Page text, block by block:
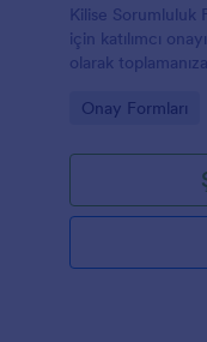
Kilise Sorumluluk
için katılımcı
olarak
Go to Category:
Onay Formları